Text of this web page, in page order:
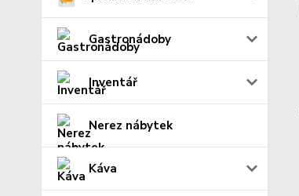
Gastronádoby
Inventář
Nerez nábytek
Káva